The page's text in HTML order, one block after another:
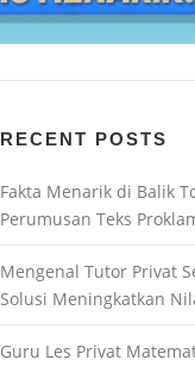
RECENT POSTS
Fakta Menarik di Balik
Perumusan Teks
Mengenal Tutor Privat
Solusi Meningkatkan
Guru Les Privat